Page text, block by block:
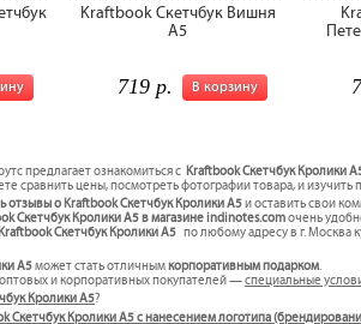
Kraftbook Скетчбук Вишня
А5
В корзину
719 р.
предлагает ознакомиться с Kraftbook Скетчбук Кролики
сравнить цены, посмотреть фотографии товара, и
отзывы о Kraftbook Скетчбук Кролики А5и оставить свои
Скетчбук Кролики А5 в магазине indinotes.comочень
Скетчбук Кролики А5 по любому адресу в г. Москва
А5может стать отличнымкорпоративным подарком.
и корпоративных покупателей —специальные
Кролики А5?
Скетчбук Кролики А5 с нанесением логотипа